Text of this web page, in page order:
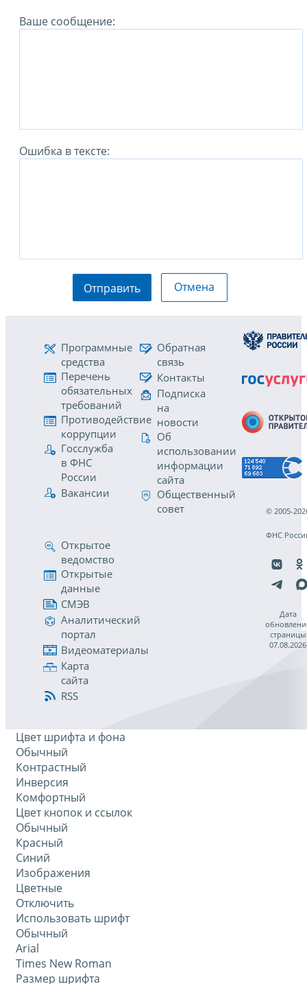
Ваше сообщение:
Ошибка в тексте:
Отправить Отмена
Программные
средства
Перечень
обязательных
требований
Противодействие
коррупции
Госслужба
в ФНС
России
Вакансии
Обратная
связь
Контакты
Подписка
на
новости
Об
использовании
информации
сайта
Общественный
совет
Открытое
ведомство
Открытые
данные
СМЭВ
Аналитический
портал
Видеоматериалы
Карта
сайта
RSS
© 2005-
ФНС
Дата
страницы
07.08.2026
Цвет шрифта и фона
Обычный
Контрастный
Инверсия
Комфортный
Цвет кнопок и ссылок
Обычный
Красный
Синий
Изображения
Цветные
Отключить
Использовать шрифт
Обычный
Arial
Times New Roman
Размер шрифта